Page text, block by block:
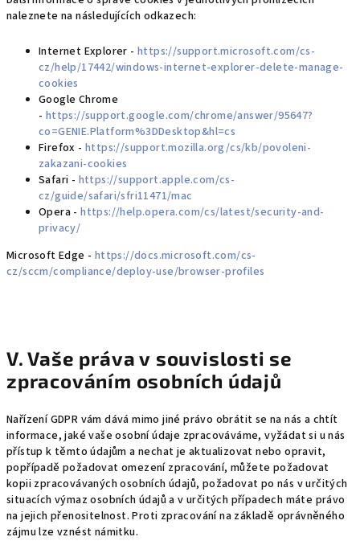
naleznete na následujících odkazech:
Internet Explorer -https://support.microsoft.com/cs-
cz/help/17442/windows-internet-explorer-delete-manage-
cookies
Google Chrome
- https://support.google.com/chrome/answer/95647?
co=GENIE.Platform%3DDesktop&hl=cs
Firefox -https://support.mozilla.org/cs/kb/povoleni-
zakazani-cookies
Safari - https://support.apple.com/cs-
cz/guide/safari/sfri11471/mac
Opera -https://help.opera.com/cs/latest/security-and-
privacy/
Microsoft Edge - https://docs.microsoft.com/cs-
cz/sccm/compliance/deploy-use/browser-profiles
V. Vaše práva v souvislosti se
zpracováním osobních údajů
Nařízení GDPR vám dává mimo jiné právo obrátit se na nás a chtít
informace, jaké vaše osobní údaje zpracováváme, vyžádat si u nás
přístup k těmto údajům a nechat je aktualizovat nebo opravit,
popřípadě požadovat omezení zpracování, můžete požadovat
kopii zpracovávaných osobních údajů, požadovat po nás v určitých
situacích výmaz osobních údajů a v určitých případech máte právo
na jejich přenositelnost. Proti zpracování na základě oprávněného
zájmu lze vznést námitku.